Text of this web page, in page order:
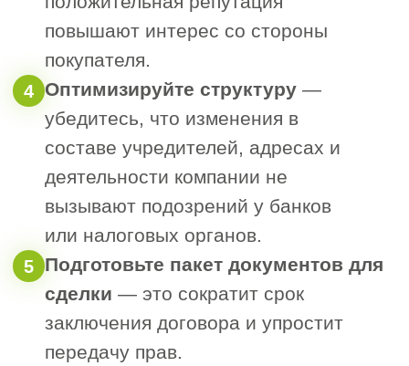
Подготовить все юридические и
учредительные документы;
компания была создана в браке);
3 Оформить сделку у нотариуса,
который передаст информацию в
Через 5 рабочих дней сведения в ЕГРЮЛ
Если вы хотите избежать ошибок и
сэкономить время
процесс профессионалам. Мы оказываем
полное сопровождение сделки «под